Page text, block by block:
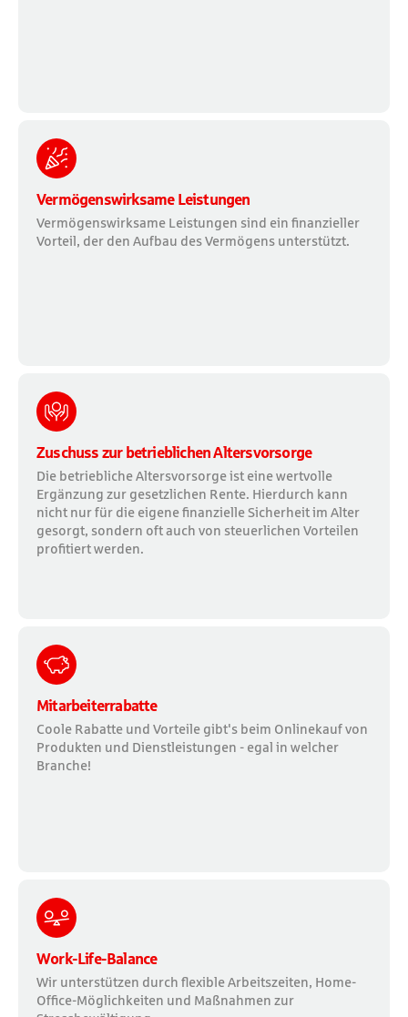
Vermögenswirksame Leistungen
Vermögenswirksame Leistungen sind ein finanzieller
Vorteil, der den Aufbau des Vermögens unterstützt.
Zuschuss zur betrieblichen Altersvorsorge
Die betriebliche Altersvorsorge ist eine wertvolle
Ergänzung zur gesetzlichen Rente. Hierdurch kann
nicht nur für die eigene finanzielle Sicherheit im Alter
gesorgt, sondern oft auch von steuerlichen Vorteilen
profitiert werden.
Mitarbeiterrabatte
Coole Rabatte und Vorteile gibt's beim Onlinekauf von
Produkten und Dienstleistungen - egal in welcher
Branche!
Work-Life-Balance
Wir unterstützen durch flexible Arbeitszeiten, Home-
Office-Möglichkeiten und Maßnahmen zur